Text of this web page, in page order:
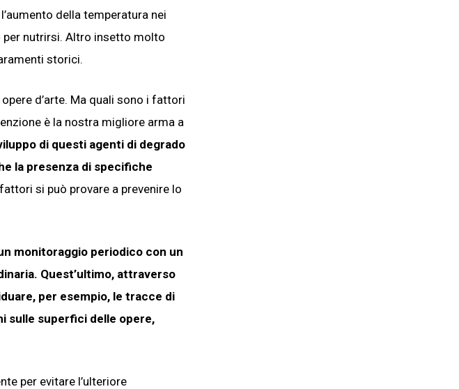
della temperatura nei
per nutrirsi. Altro insetto molto
storici.
d’arte. Ma quali sono i fattori
è la nostra migliore arma a
di questi agenti di degrado
la presenza di specifiche
si può provare a prevenire lo
monitoraggio periodico con un
Quest’ultimo, attraverso
per esempio, le tracce di
sulle superfici delle opere,
per evitare l’ulteriore